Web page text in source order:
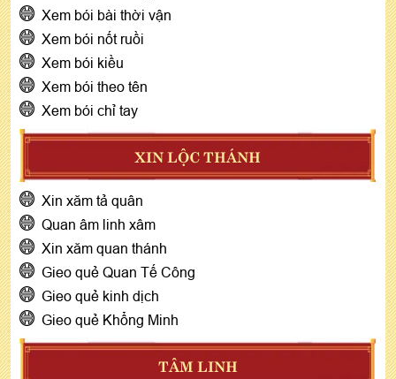
Xem bói bài thời vận
Xem bói nốt ruồi
Xem bói kiều
Xem bói theo tên
Xem bói chỉ tay
XIN LỘC THÁNH
Xin xăm tả quân
Quan âm linh xâm
Xin xăm quan thánh
Gieo quẻ Quan Tế Công
Gieo quẻ kinh dịch
Gieo quẻ Khổng Minh
TÂM LINH